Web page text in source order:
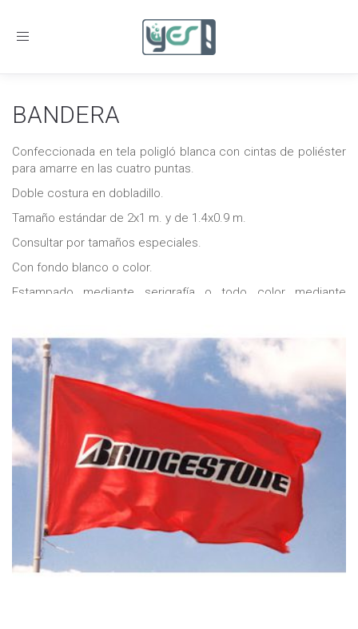
Toggle
BANDERA
Confeccionada en tela poligló blanca con cintas de poliéster
para amarre en las cuatro puntas.
Doble costura en dobladillo.
Tamaño estándar de 2x1 m. y de 1.4x0.9 m.
Consultar por tamaños especiales.
Con fondo blanco o color.
Estampado mediante serigrafía o todo color mediante